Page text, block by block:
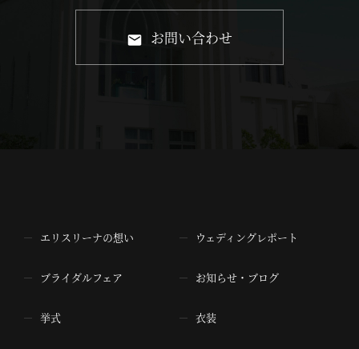
お問い合わせ
エリスリーナの想い
ブライダルフェア
挙式
ウェディングレポート
お知らせ・ブログ
衣装